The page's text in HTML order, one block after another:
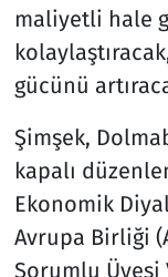
maliyetli hale
gücünü
Şimşek,
kapalı
Ekonomik
Avrupa Birliği
Sorumlu Üyesi